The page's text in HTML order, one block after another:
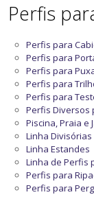
Perfis
Perfis para
Perfis para
Perfis para
Perfis para
Perfis para
Perfis Diversos
Piscina, Praia e
Linha Divisórias
Linha Estandes
Linha de Perfis
Perfis para
Perfis para